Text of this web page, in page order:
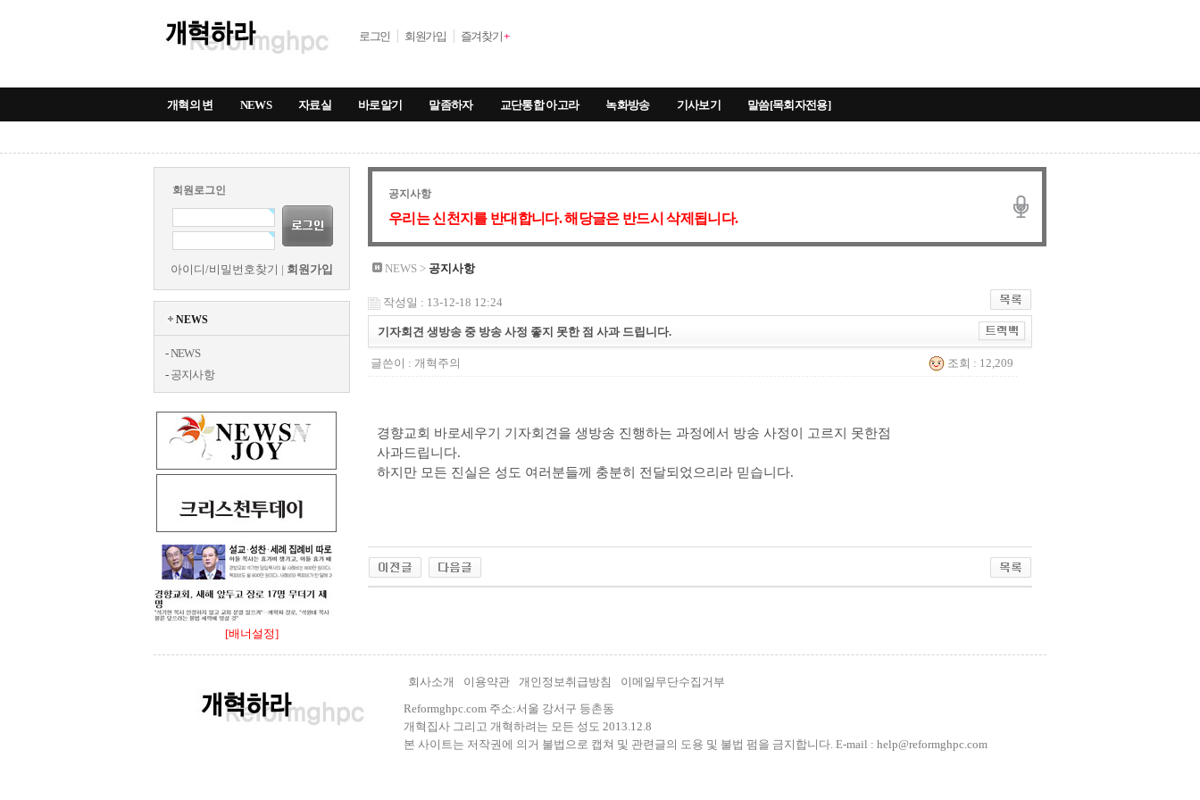
로그인 회원가입 즐겨찾기+
개혁의 변 NEWS 자료실 바로알기 말좀하자 교단통합 아고라 녹화방송 기사보기 말씀[목회자전용]
회원로그인
아이디/비밀번호찾기 | 회원가입
NEWS
-NEWS
- 공지사항
[배너설정]
공지사항
우리는 신천지를 반대합니다. 해당글은 반드시 삭제됩니다.
NEWS > 공지사항
작성일 : 13-12-18 12:24
기자회견 생방송 중 방송 사정 좋지 못한 점 사과 드립니다.
글쓴이 : 개혁주의 조회 : 12,209
경향교회 바로세우기 기자회견을 생방송 진행하는 과정에서 방송 사정이 고르지 못한점
사과드립니다.
하지만 모든 진실은 성도 여러분들께 충분히 전달되었으리라 믿습니다.
회사소개 이용약관 개인정보취급방침
이메일무단수집거부
Reformghpc.com 주소:서울 강서구 등촌동
개혁집사 그리고 개혁하려는 모든 성도 2013.12.8
본 사이트는 저작권에 의거 불법으로 캡쳐 및 관련글의 도용 및 불법 펌을 금지합니다. E-mail : help@reformghpc.com